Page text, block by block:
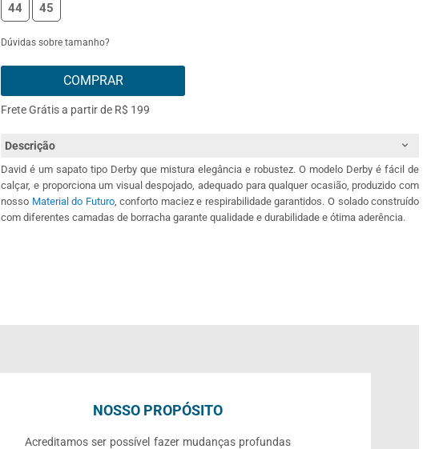
44 45
Dúvidas sobre tamanho?
COMPRAR
Frete Grátis a partir de R$ 199
Descrição
David é um sapato tipo Derby que mistura elegância e robustez. O modelo Derby é fácil de
calçar, e proporciona um visual despojado, adequado para qualquer ocasião, produzido com
nosso Material do Futuro, conforto maciez e respirabilidade garantidos. O solado construído
com diferentes camadas de borracha garante qualidade e durabilidade e ótima aderência.
NOSSO PROPÓSITO
Acreditamos ser possível fazer mudanças profundas